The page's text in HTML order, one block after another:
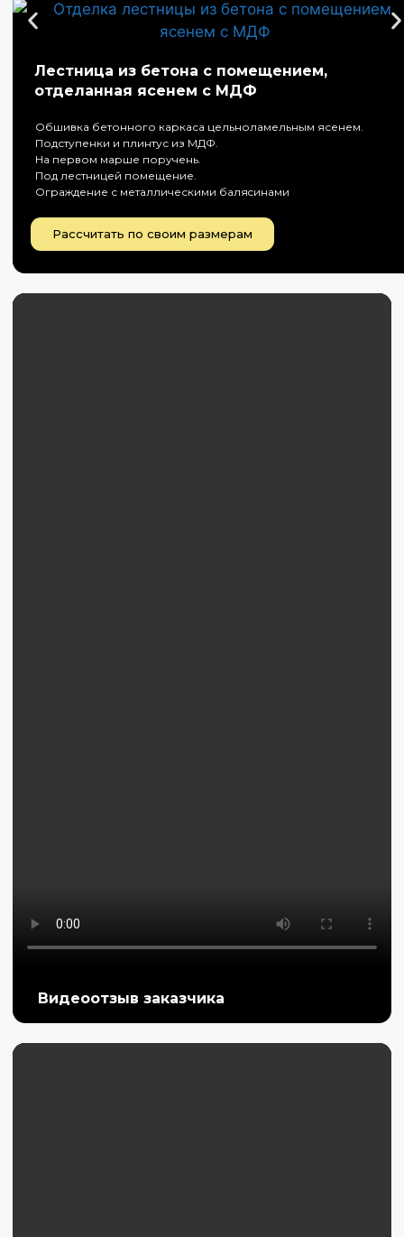
Лестница из бетона с помещением,
отделанная ясенем с МДФ
Обшивка бетонного каркаса цельноламельным ясенем.
Подступенки и плинтус из МДФ.
На первом марше поручень.
Под лестницей помещение.
Ограждение с металлическими баляcинами
Рассчитать по своим размерам
Видеоотзыв заказчика